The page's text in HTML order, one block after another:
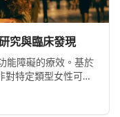
究與臨床發現
能障礙的療效。基於
對特定類型女性可改